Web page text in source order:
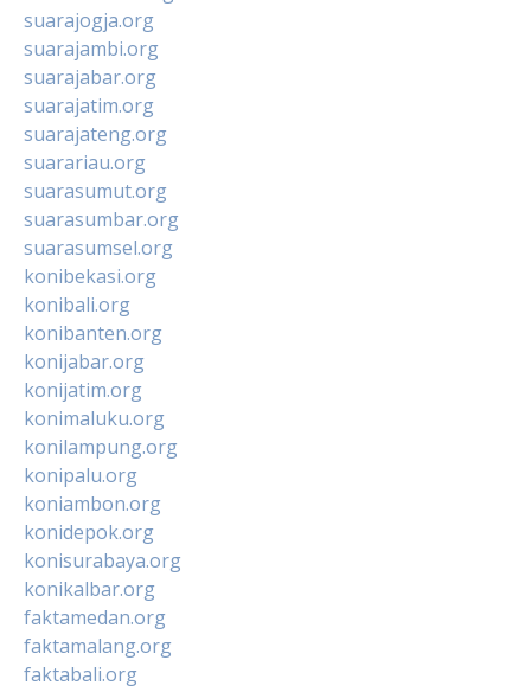
suarajogja.org
suarajambi.org
suarajabar.org
suarajatim.org
suarajateng.org
suarariau.org
suarasumut.org
suarasumbar.org
suarasumsel.org
konibekasi.org
konibali.org
konibanten.org
konijabar.org
konijatim.org
konimaluku.org
konilampung.org
konipalu.org
koniambon.org
konidepok.org
konisurabaya.org
konikalbar.org
faktamedan.org
faktamalang.org
faktabali.org